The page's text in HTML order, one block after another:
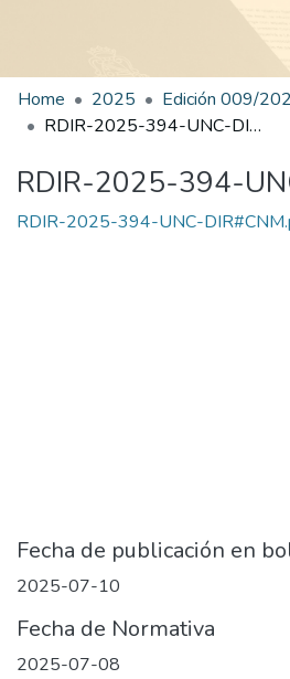
Home 2025
RDIR-2025-394-UNC-DIR#CNM
RDIR-2025-394-
RDIR-2025-394-UNC-
Fecha de publicación en
2025-07-10
Fecha de Normativa
2025-07-08